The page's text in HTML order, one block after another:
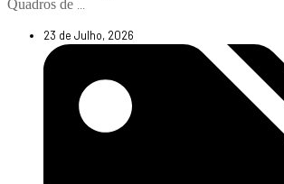
Quadros de
23 de Julho, 2026